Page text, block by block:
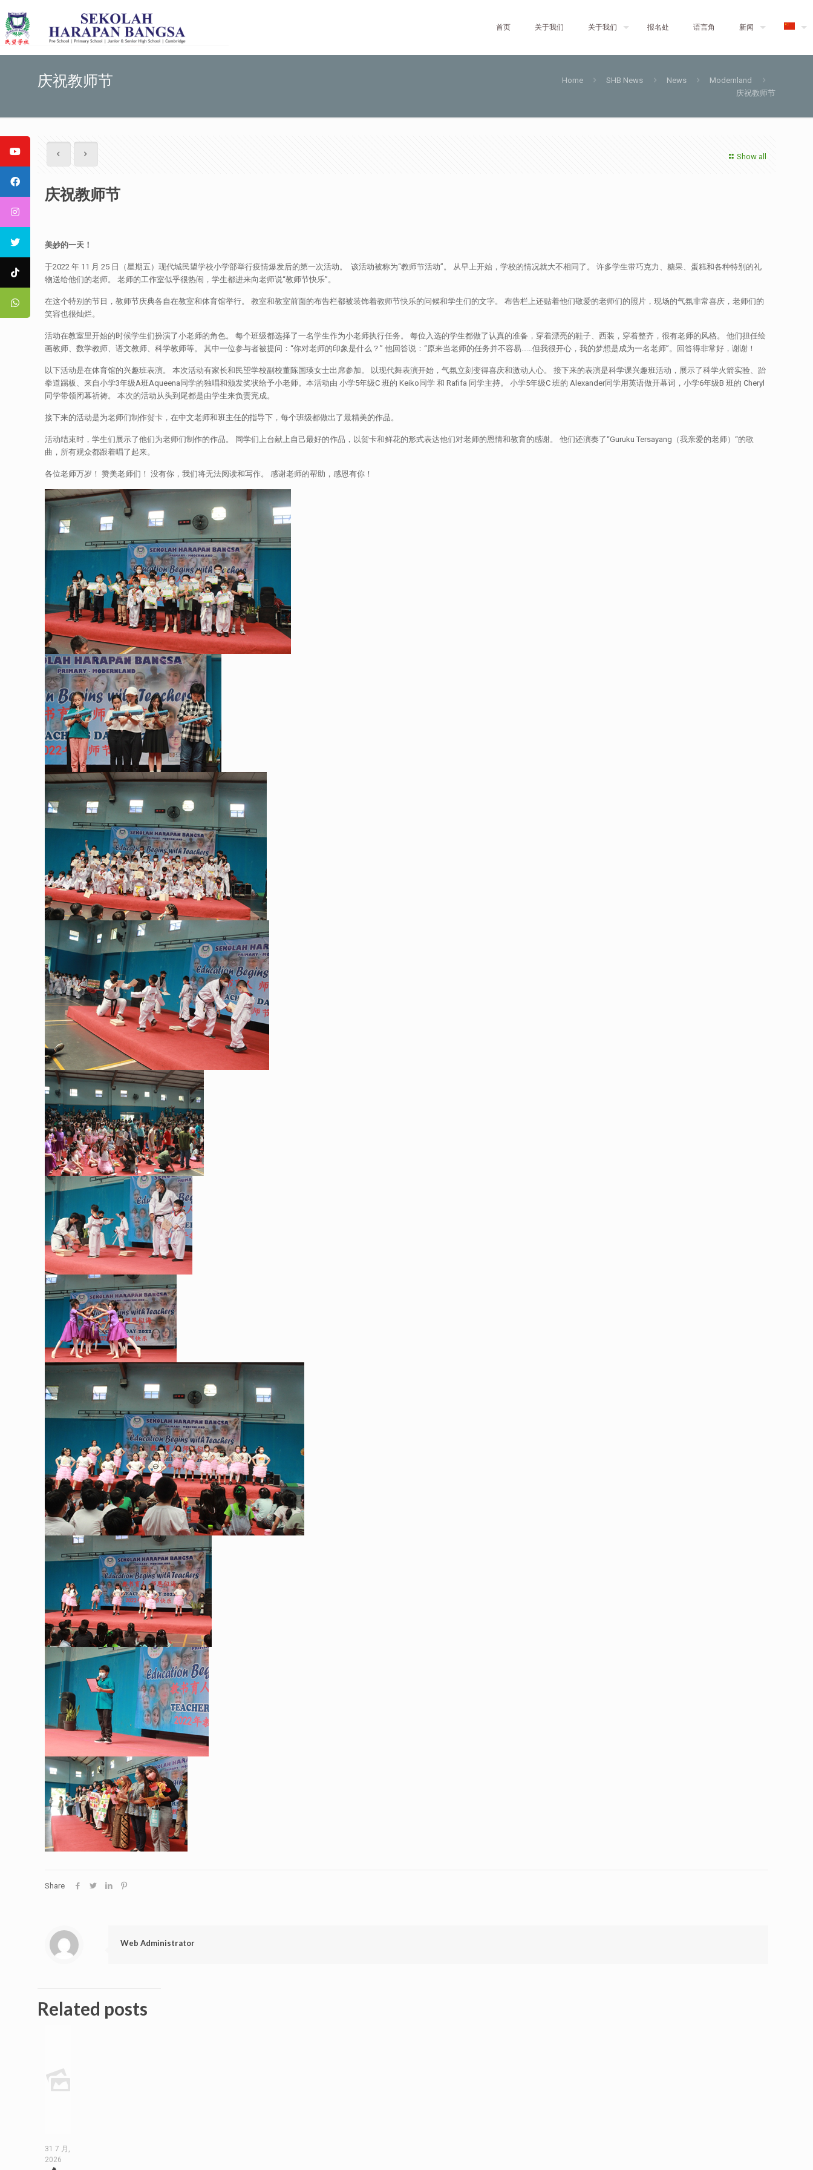
首页 关于我们 关于我们 报名处 语言角 新闻
庆祝教师节 Home SHB News News
Modernland
庆祝教师节
Show all
庆祝教师节
美妙的一天！
于2022 年 11 月 25 日（星期五）现代城民望学校小学部举行疫情爆发后的第一次活动。 该活动被称为“教师节活动”。 从早上开始，学校的情况就大不相同了。 许多学生带巧克力、糖果、蛋糕和各种特别的礼
物送给他们的老师。 老师的工作室似乎很热闹，学生都进来向老师说“教师节快乐”。
在这个特别的节日，教师节庆典各自在教室和体育馆举行。 教室和教室前面的布告栏都被装饰着教师节快乐的问候和学生们的文字。 布告栏上还贴着他们敬爱的老师们的照片，现场的气氛非常喜庆，老师们的
笑容也很灿烂。
活动在教室里开始的时候学生们扮演了小老师的角色。 每个班级都选择了一名学生作为小老师执行任务。 每位入选的学生都做了认真的准备，穿着漂亮的鞋子、西装，穿着整齐，很有老师的风格。 他们担任绘
画教师、数学教师、语文教师、科学教师等。 其中一位参与者被提问：“你对老师的印象是什么？” 他回答说：“原来当老师的任务并不容易……但我很开心，我的梦想是成为一名老师”。回答得非常好，谢谢！
以下活动是在体育馆的兴趣班表演。 本次活动有家长和民望学校副校董陈国瑛女士出席参加。 以现代舞表演开始，气氛立刻变得喜庆和激动人心。 接下来的表演是科学课兴趣班活动，展示了科学火箭实验、跆
拳道踢板、来自小学3年级A班Aqueena同学的独唱和颁发奖状给予小老师。本活动由 小学5年级C 班的 Keiko同学 和 Rafifa 同学主持。 小学5年级C 班的 Alexander同学用英语做开幕词，小学6年级B 班的 Cheryl
同学带领闭幕祈祷。 本次的活动从头到尾都是由学生来负责完成。
接下来的活动是为老师们制作贺卡，在中文老师和班主任的指导下，每个班级都做出了最精美的作品。
活动结束时，学生们展示了他们为老师们制作的作品。 同学们上台献上自己最好的作品，以贺卡和鲜花的形式表达他们对老师的恩情和教育的感谢。 他们还演奏了“Guruku Tersayang（我亲爱的老师）“的歌
曲，所有观众都跟着唱了起来。
各位老师万岁！ 赞美老师们！ 没有你，我们将无法阅读和写作。 感谢老师的帮助，感恩有你！
Share
Web Administrator
Related posts
31 7 月,
2026